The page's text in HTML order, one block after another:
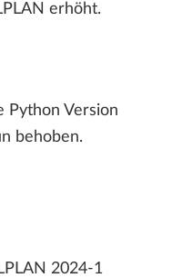
erhöht.
Python Version
behoben.
2024-1